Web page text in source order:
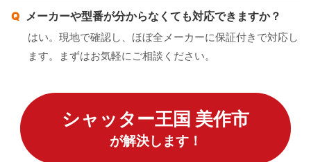
メーカーや型番が分からなくても対応できますか？
はい。現地で確認し、ほぼ全メーカーに保証付きで対応し
ます。まずはお気軽にご相談ください。
シャッター王国 美作市
が解決します！